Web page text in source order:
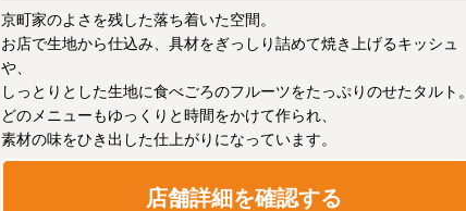
京町家のよさを残した落ち着いた空間。
お店で生地から仕込み、具材をぎっしり詰めて焼き上げるキッシュ
や、
しっとりとした生地に食べごろのフルーツをたっぷりのせたタルト。
どのメニューもゆっくりと時間をかけて作られ、
素材の味をひき出した仕上がりになっています。
店舗詳細を確認する